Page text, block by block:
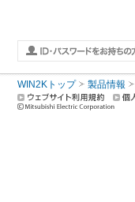
WIN2Kトップ 製品情報